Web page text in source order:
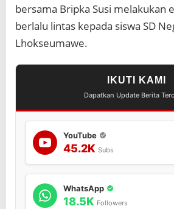
e
g
h
k
s
e
u
m
a
w
e
bersama Bripka Susi melakukan
berlalu lintas kepada siswa SD
Lhokseumawe.
IKUTI KAMI
Dapatkan Update Berita
YouTube
45.2K Subs
WhatsApp
18.5K Followers